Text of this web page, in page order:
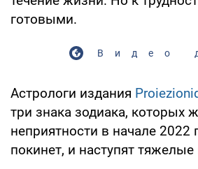
готовыми.
Видео
Астрологи издания
три знака зодиака, которых
неприятности в начале 2022
покинет, и наступят